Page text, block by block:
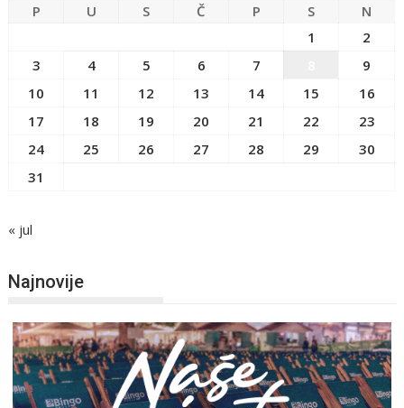
P U S Č P S
N
1
2
3
4 5 6 7
9
10
11 12 13 14 15
16
17
18 19 20 21 22
23
24
25 26 27 28 29
30
31
« jul
Najnovije